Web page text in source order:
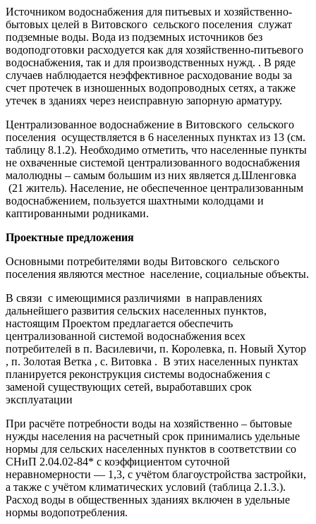
Источником водоснабжения для питьевых и хозяйственно-
бытовых целей в Витовского сельского поселения служат
подземные воды. Вода из подземных источников без
водоподготовки расходуется как для хозяйственно-питьевого
водоснабжения, так и для производственных нужд. . В ряде
случаев наблюдается неэффективное расходование воды за
счет протечек в изношенных водопроводных сетях, а также
утечек в зданиях через неисправную запорную арматуру.
Централизованное водоснабжение в Витовского сельского
поселения осуществляется в 6 населенных пунктах из 13 (см.
таблицу 8.1.2). Необходимо отметить, что населенные пункты
не охваченные системой централизованного водоснабжения
малолюдны – самым большим из них является д.Шленговка
(21 житель). Население, не обеспеченное централизованным
водоснабжением, пользуется шахтными колодцами и
каптированными родниками.
Проектные предложения
Основными потребителями воды Витовского сельского
поселения являются местное население, социальные объекты.
В связи с имеющимися различиями в направлениях
дальнейшего развития сельских населенных пунктов,
настоящим Проектом предлагается обеспечить
централизованной системой водоснабжения всех
потребителей в п. Василевичи, п. Королевка, п. Новый Хутор
, п. Золотая Ветка , с. Витовка . В этих населенных пунктах
планируется реконструкция системы водоснабжения с
заменой существующих сетей, выработавших срок
эксплуатации
При расчёте потребности воды на хозяйственно – бытовые
нужды населения на расчетный срок принимались удельные
нормы для сельских населенных пунктов в соответствии со
СНиП 2.04.02-84* с коэффициентом суточной
неравномерности — 1,3, с учётом благоустройства застройки,
а также с учётом климатических условий (таблица 2.1.3.).
Расход воды в общественных зданиях включен в удельные
нормы водопотребления.